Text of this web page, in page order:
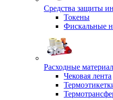
Средства защиты
Токены
Фискальные
Расходные
Чековая лента